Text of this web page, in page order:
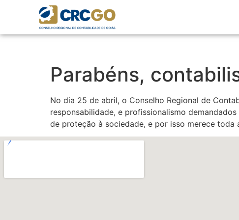
Parabéns,
No dia 25 de abril, o Conselho Regional de
responsabilidade, e profissionalismo
de proteção à sociedade, e por isso merece